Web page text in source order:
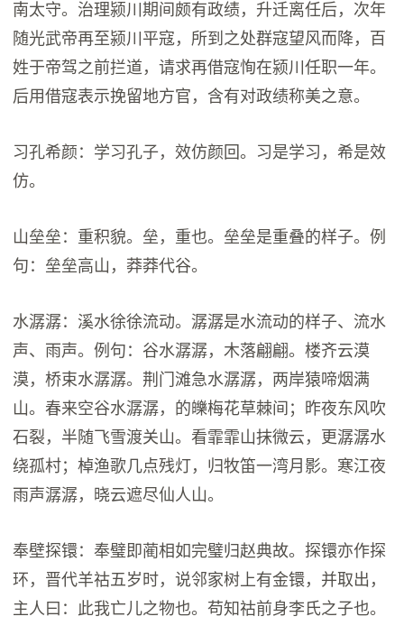
南太守。治理颍川期间颇有政绩，升迁离任后，次年
随光武帝再至颍川平寇，所到之处群寇望风而降，百
姓于帝驾之前拦道，请求再借寇恂在颍川任职一年。
后用借寇表示挽留地方官，含有对政绩称美之意。
习孔希颜：学习孔子，效仿颜回。习是学习，希是效
仿。
山垒垒：重积貌。垒，重也。垒垒是重叠的样子。例
句：垒垒高山，莽莽代谷。
水潺潺：溪水徐徐流动。潺潺是水流动的样子、流水
声、雨声。例句：谷水潺潺，木落翩翩。楼齐云漠
漠，桥束水潺潺。荆门滩急水潺潺，两岸猿啼烟满
山。春来空谷水潺潺，的皪梅花草棘间；昨夜东风吹
石裂，半随飞雪渡关山。看霏霏山抹微云，更潺潺水
绕孤村；棹渔歌几点残灯，归牧笛一湾月影。寒江夜
雨声潺潺，晓云遮尽仙人山。
奉壁探镮：奉璧即蔺相如完璧归赵典故。探镮亦作探
环，晋代羊祜五岁时，说邻家树上有金镮，并取出，
主人曰：此我亡儿之物也。苟知祜前身李氏之子也。